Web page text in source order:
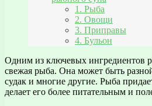
1. Рыба
2. Овощи
3. Приправы
4. Бульон
Одним из ключевых ингредиентов
свежая рыба. Она может быть
судак и многие другие. Рыба
делает его более питательным и